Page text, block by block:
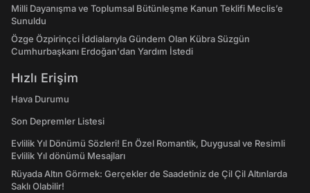
Milli Dayanışma ve Toplumsal Bütünleşme Kanun Teklifi Meclis’e
Sunuldu
Özge Özpirinçci İddialarıyla Gündem Olan Kübra Süzgün
Cumhurbaşkanı Erdoğan'dan Yardım İstedi
Hızlı Erişim
Hava Durumu
Son Depremler Listesi
Evlilik Yıl Dönümü Sözleri! En Özel Romantik, Duygusal ve Resimli
Evlilik Yıl dönümü Mesajları
Rüyada Altın Görmek: Gerçekler de Saadetiniz de Çil Çil Altınlarda
Saklı Olabilir!